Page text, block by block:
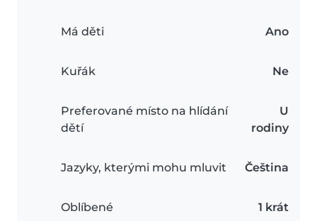
Má děti Ano
Kuřák Ne
Preferované místo na hlídání
dětí
U
rodiny
Jazyky, kterými mohu mluvit Čeština
Oblíbené 1 krát